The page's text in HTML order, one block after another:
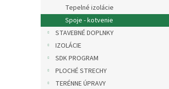
Tepelné izolácie
Spoje - kotvenie
STAVEBNÉ DOPLNKY
IZOLÁCIE
SDK PROGRAM
PLOCHÉ STRECHY
TERÉNNE ÚPRAVY